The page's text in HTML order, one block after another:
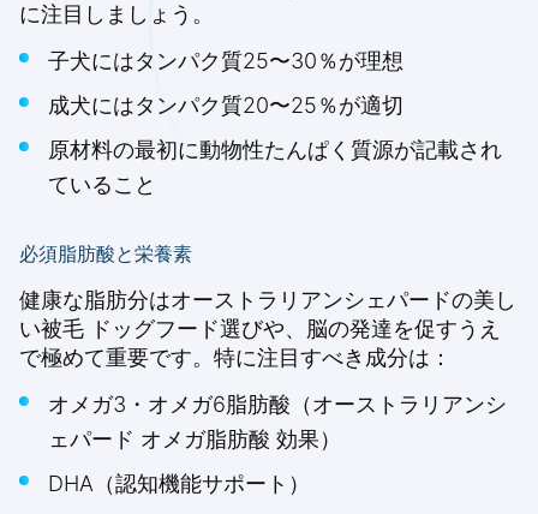
に注目しましょう。
子犬にはタンパク質25〜30％が理想
成犬にはタンパク質20〜25％が適切
原材料の最初に動物性たんぱく質源が記載され
ていること
必須脂肪酸と栄養素
健康な脂肪分はオーストラリアンシェパードの美し
い被毛 ドッグフード選びや、脳の発達を促すうえ
で極めて重要です。特に注目すべき成分は：
オメガ3・オメガ6脂肪酸（オーストラリアンシ
ェパード オメガ脂肪酸 効果）
DHA（認知機能サポート）